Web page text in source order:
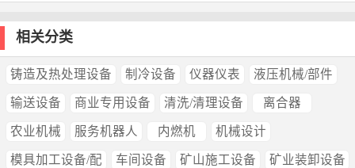
相关分类
铸造及热处理设备 制冷设备 仪器仪表 液压机械/部件
输送设备 商业专用设备 清洗/清理设备 离合器
农业机械 服务机器人 内燃机 机械设计
模具加工设备/配 车间设备 矿山施工设备 矿业装卸设备